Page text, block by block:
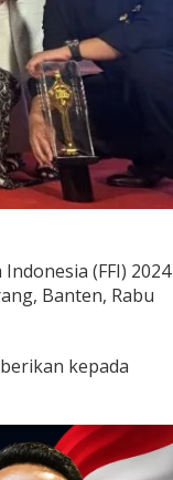
(FFI) 2024
Banten, Rabu
kepada